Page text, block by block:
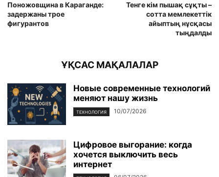
Поножовщина в Караганде:
задержаны трое
фигурантов
Тенге кім пышақ сұқты –
сотта мемлекеттік
айыптың нұсқасы
тыңдалды
ҰҚСАС МАҚАЛАЛАР
Новые современные технологий
меняют нашу жизнь
ТЕХНОЛОГИЯ 10/07/2026
Цифровое выгорание: когда
хочется выключить весь
интернет